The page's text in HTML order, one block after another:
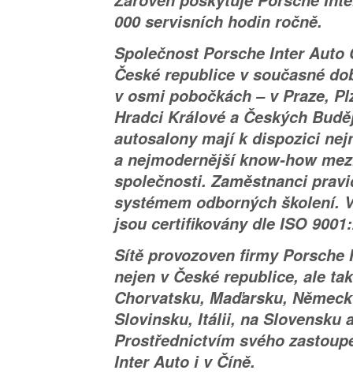
000 servisních hodin ročně.
Společnost Porsche Inter Auto
České republice v současné
v osmi pobočkách – v Praze,
Hradci Králové a Českých
autosalony mají k dispozici
a nejmodernější know-how
společnosti. Zaměstnanci
systémem odborných školení.
jsou certifikovány dle ISO
Sítě provozoven firmy Porsche
nejen v České republice, ale
Chorvatsku, Maďarsku,
Slovinsku, Itálii, na Slovensku
Prostřednictvím svého
Inter Auto i v Číně.